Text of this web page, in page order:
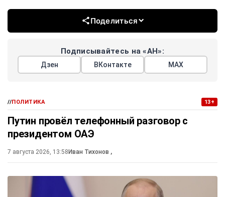
Поделиться
Подписывайтесь на «АН»:
Дзен ВКонтакте МАХ
//ПОЛИТИКА 13+
Путин провёл телефонный разговор с
президентом ОАЭ
7 августа 2026, 13:58Иван Тихонов ,